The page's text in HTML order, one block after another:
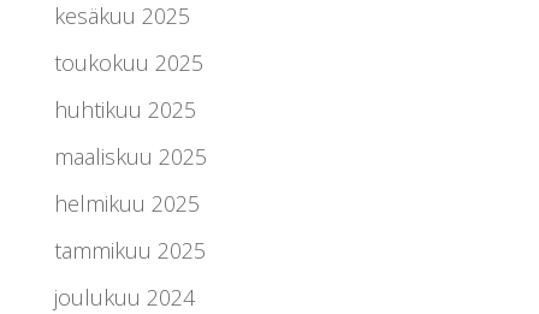
kesäkuu 2025
toukokuu 2025
huhtikuu 2025
maaliskuu 2025
helmikuu 2025
tammikuu 2025
joulukuu 2024